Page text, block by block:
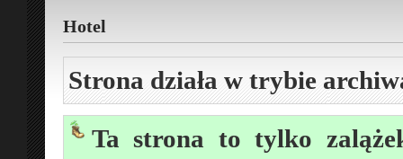
Hotel
Strona działa w trybie
Ta strona to tylko